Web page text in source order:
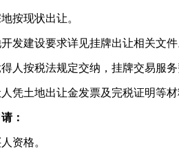
按现状出让。
开发建设要求详见挂牌出让相关文件
得人按税法规定交纳，挂牌交易服务
人凭土地出让金发票及完税证明等
：
资格。